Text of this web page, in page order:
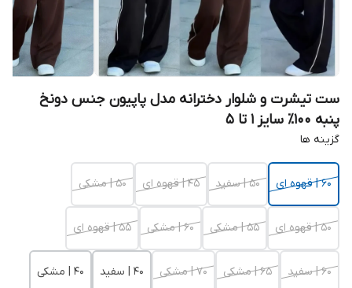
ست تیشرت و شلوار دخترانه مدل پاپیون جنس دونخ
پنبه 100٪ سایز 1 تا 5
گزینه ها
۶۰ | قهوه ای ۵۰ | سفید ۴۵ | قهوه ای ۵۰ | مشکی
۵۰ | قهوه ای ۵۵ | مشکی ۶۰ | مشکی ۵۵ | قهوه ای
۶۰ | سفید ۶۵ | مشکی ۷۰ | مشکی ۴۰ | سفید ۴۰ | مشکی